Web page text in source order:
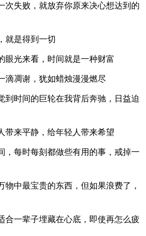
次失败，就放弃你原来决心想达到的
就是得到一切
眼光来看，时间就是一种财富
滴凋谢，犹如蜡烛漫漫燃尽
到时间的巨轮在我背后奔驰，日益迫
带来平静，给年轻人带来希望
，每时每刻都做些有用的事，戒掉一
物中最宝贵的东西，但如果浪费了，
合一辈子埋藏在心底，即使再怎么疲